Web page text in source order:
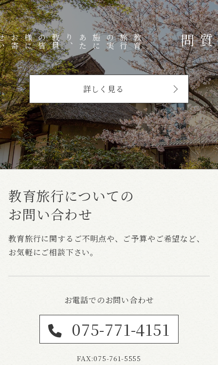
よくある質問
教
育
旅
行
の
実
施
に
あ
た
り
、
教
員
の
皆
様
に
お
寄
せ
い
た
だ
詳しく見る
教育旅行についての
お問い合わせ
教育旅行に関するご不明点や、 ご予算やご希望など、
お気軽にご相談下さい。
お電話でのお問い合わせ
075-771-4151
FAX:075-761-5555